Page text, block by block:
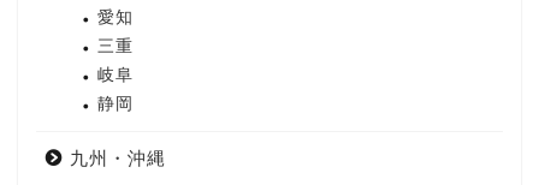
愛知
三重
岐阜
静岡
九州・沖縄